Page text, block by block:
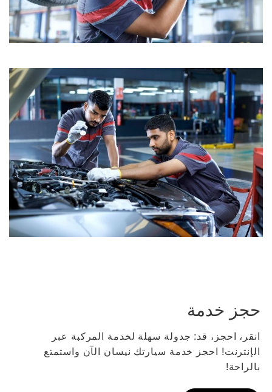
حجز خدمة
انقر، احجز، قد: جدولة سهلة لخدمة المركبة عبر
الإنترنت! احجز خدمة سيارتك نيسان الآن واستمتع
بالراحة!